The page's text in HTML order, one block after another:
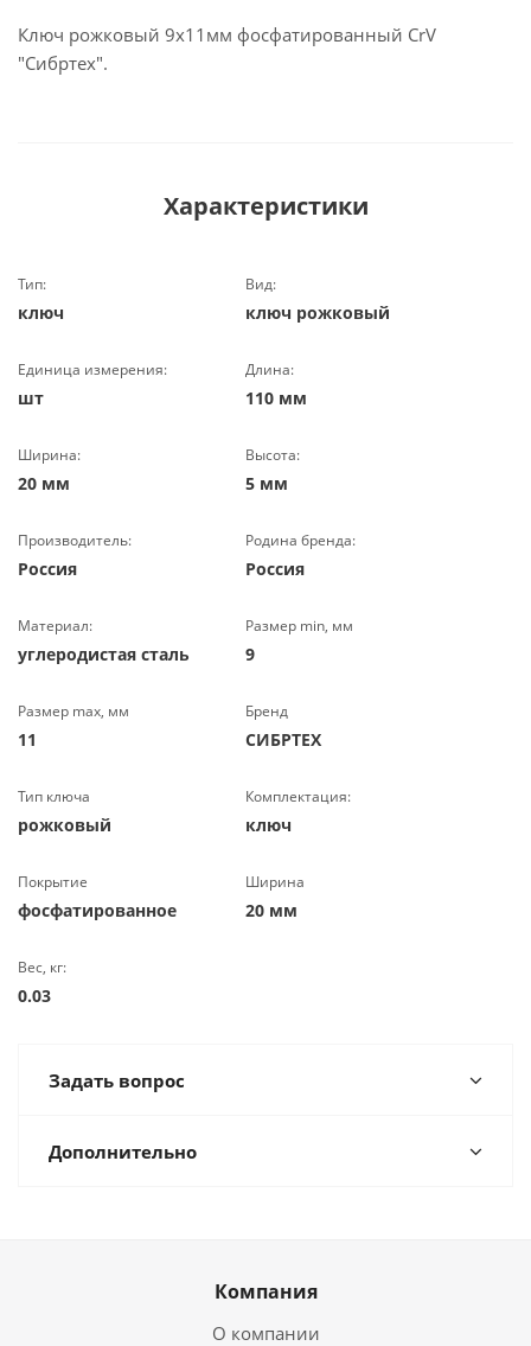
Ключ рожковый 9х11мм фосфатированный CrV
"Сибртех".
Характеристики
Тип:
ключ
Вид:
ключ рожковый
Единица измерения:
шт
Длина:
110 мм
Ширина:
20 мм
Высота:
5 мм
Производитель:
Россия
Родина бренда:
Россия
Материал:
углеродистая сталь
Размер min, мм
9
Размер max, мм
11
Бренд
СИБРТЕХ
Тип ключа
рожковый
Комплектация:
ключ
Покрытие
фосфатированное
Ширина
20 мм
Вес, кг:
0.03
Задать вопрос
Дополнительно
Компания
О компании